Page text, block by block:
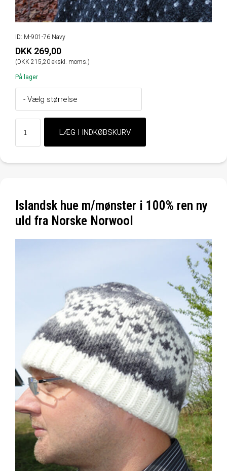
ID: M-901-76 Navy
DKK 269,00
(DKK 215,20 ekskl. moms.)
På lager
Islandsk hue m/mønster i 100% ren ny
uld fra Norske Norwool